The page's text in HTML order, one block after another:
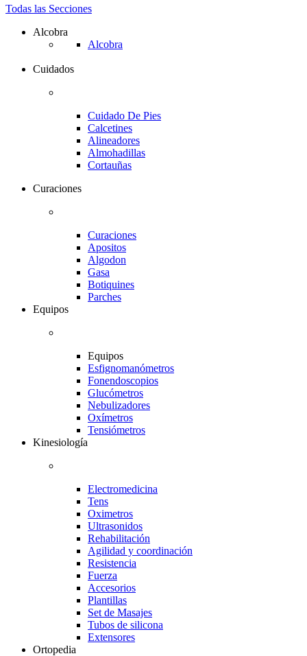
Todas las Secciones
Alcobra
Alcobra
Cuidados
Cuidado De Pies
Calcetines
Alineadores
Almohadillas
Cortauñas
Curaciones
Curaciones
Apositos
Algodon
Gasa
Botiquines
Parches
Equipos
Equipos
Esfignomanómetros
Fonendoscopios
Glucómetros
Nebulizadores
Oxímetros
Tensiómetros
Kinesiología
Electromedicina
Tens
Oximetros
Ultrasonidos
Rehabilitación
Agilidad y coordinación
Resistencia
Fuerza
Accesorios
Plantillas
Set de Masajes
Tubos de silicona
Extensores
Ortopedia